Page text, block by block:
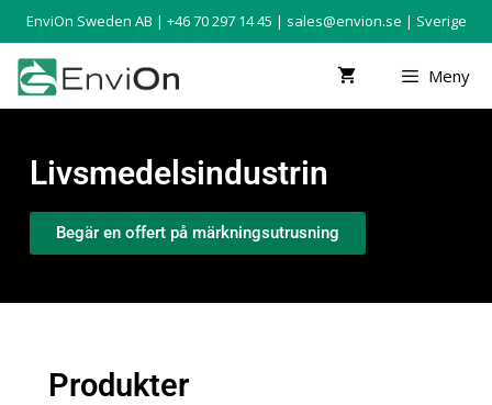
EnviOn Sweden AB | +46 70 297 14 45 | sales@envion.se | Sverige
Meny
Livsmedelsindustrin
Begär en offert på märkningsutrusning
Produkter